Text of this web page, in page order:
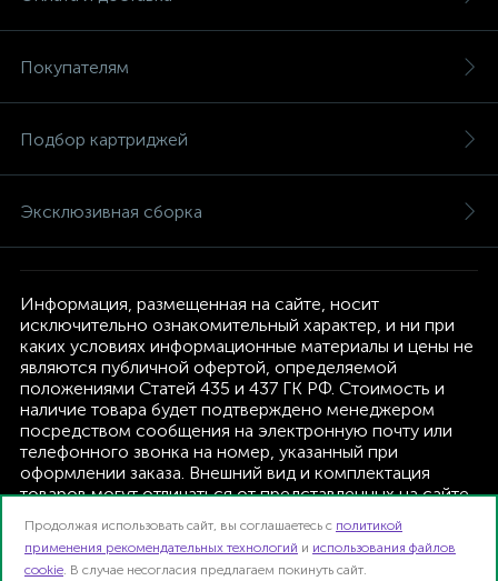
Покупателям
Подбор картриджей
Эксклюзивная сборка
Информация, размещенная на сайте, носит
исключительно ознакомительный характер, и ни при
каких условиях информационные материалы и цены не
являются публичной офертой, определяемой
положениями Статей 435 и 437 ГК РФ. Стоимость и
наличие товара будет подтверждено менеджером
посредством сообщения на электронную почту или
телефонного звонка на номер, указанный при
оформлении заказа. Внешний вид и комплектация
товаров могут отличаться от представленных на сайте.
текущую комплектацию, без дополнительного
уведомления.
Продолжая использовать сайт, вы соглашаетесь с политикой
применения рекомендательных технологий и использования файлов
cookie. В случае несогласия предлагаем покинуть сайт.